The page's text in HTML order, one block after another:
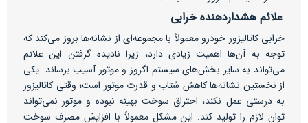
علائم هشداردهنده خرابی
خرابی کاتالیزور خودرو معمولاً با مجموعه‌ای از نشانه‌ها بروز می‌کند که
توجه به آن‌ها اهمیت زیادی دارد، زیرا نادیده گرفتن این علائم
می‌تواند به سایر بخش‌های سیستم اگزوز و موتور آسیب برساند. یکی
از نخستین نشانه‌ها کاهش شتاب و قدرت موتور است؛ وقتی کاتالیزور
به درستی عمل نکند، احتراق سوخت بهینه نبوده و موتور نمی‌تواند
توان لازم را تولید کند. این مشکل معمولاً با افزایش مصرف سوخت